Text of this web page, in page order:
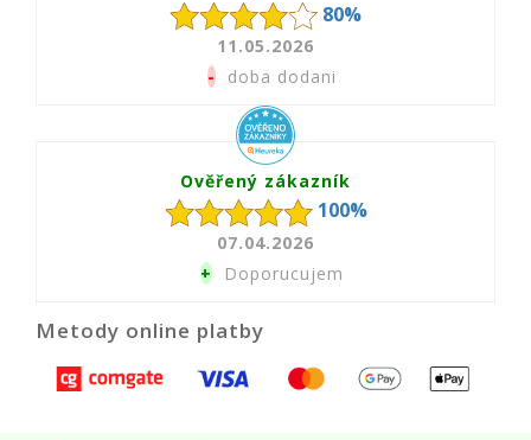
80%
11.05.2026
-doba dodani
Ověřený zákazník
100%
07.04.2026
+Doporucujem
Metody online platby